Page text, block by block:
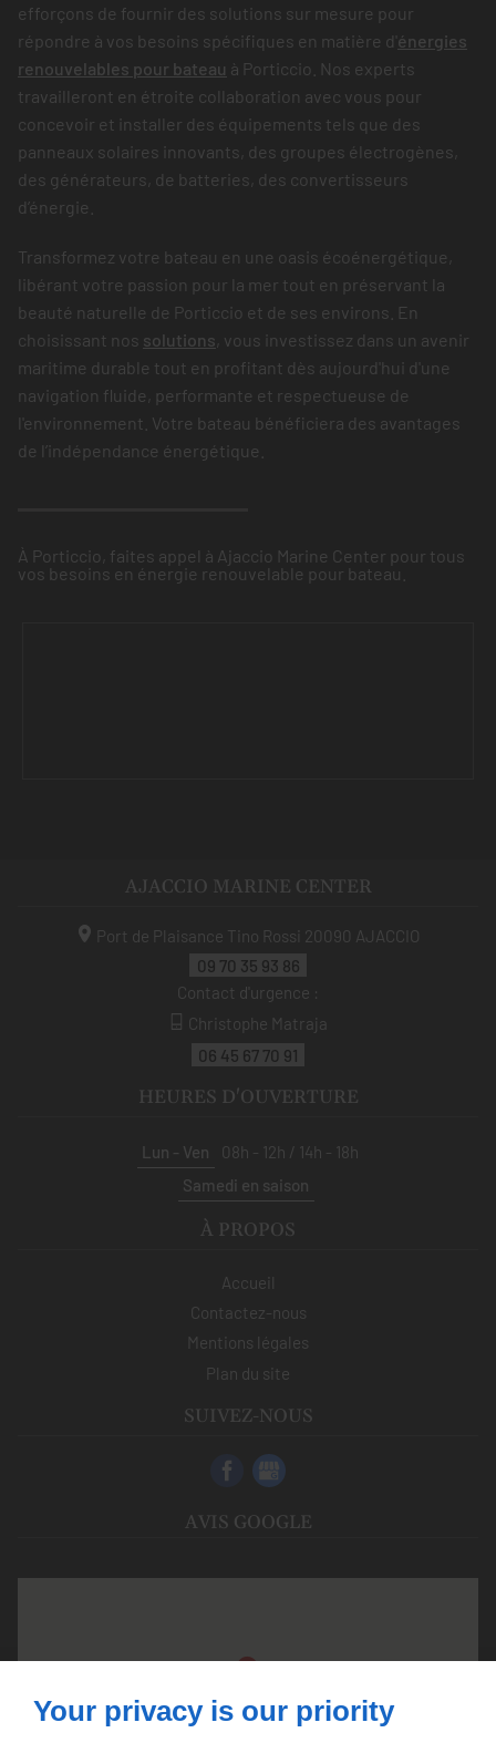
efforçons de fournir des solutions sur mesure pour
répondre à vos besoins spécifiques en matière d' énergies
renouvelables pour bateau à Porticcio. Nos experts
travailleront en étroite collaboration avec vous pour
concevoir et installer des équipements tels que des
panneaux solaires innovants, des groupes électrogènes,
des générateurs, de batteries, des convertisseurs
d’énergie.
Transformez votre bateau en une oasis écoénergétique,
libérant votre passion pour la mer tout en préservant la
beauté naturelle de Porticcio et de ses environs. En
choisissant nos solutions , vous investissez dans un avenir
maritime durable tout en profitant dès aujourd'hui d'une
navigation fluide, performante et respectueuse de
l'environnement. Votre bateau bénéficiera des avantages
de l’indépendance énergétique.
À Porticcio, faites appel à Ajaccio Marine Center pour tous
vos besoins en énergie renouvelable pour bateau.
AJACCIO MARINE CENTER
Port de Plaisance Tino Rossi 20090 AJACCIO
09 70 35 93 86
Contact d'urgence :
Christophe Matraja
06 45 67 70 91
AVIS GOOGLE
HEURES D'OUVERTURE
Lun - Ven
08h - 12h / 14h - 18h
Samedi en saison
À PROPOS
Accueil
Contactez-nous
Mentions légales
Plan du site
SUIVEZ-NOUS
Your privacy is our priority